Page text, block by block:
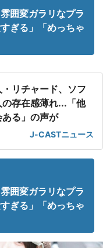
囲変ガラリなプラ
ぎる」「めっちゃ
リチャード、ソフ
の存在感薄れ...「他
る」の声が
J-CASTニュース
囲変ガラリなプラ
ぎる」「めっちゃ